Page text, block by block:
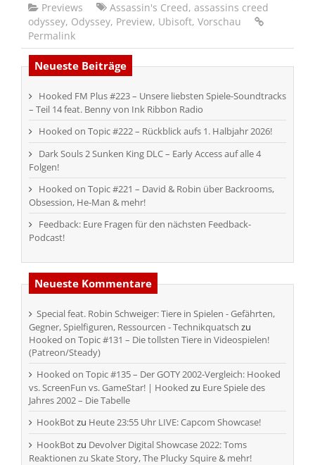
Previews Assassin's Creed, assassins creed
odyssey, Odyssey, Preview, Ubisoft, Vorschau
Permalink
Neueste Beiträge
Hooked FM Plus #223 – Unsere liebsten Spiele-Soundtracks
– Teil 14 feat. Benny von Ink Ribbon Radio
Hooked on Topic #222 – Rückblick aufs 1. Halbjahr 2026!
Dark Souls 2 Sunken King DLC – Early Access auf alle 4
Folgen!
Hooked on Topic #221 – David & Robin über Backrooms,
Obsession, He-Man & mehr!
Feedback: Eure Fragen für den nächsten Feedback-
Podcast!
Neueste Kommentare
Special feat. Robin Schweiger: Tiere in Spielen - Gefährten,
Gegner, Spielfiguren, Ressourcen - Technikquatsch zu
Hooked on Topic #131 – Die tollsten Tiere in Videospielen!
(Patreon/Steady)
Hooked on Topic #135 – Der GOTY 2002-Vergleich: Hooked
vs. ScreenFun vs. GameStar! | Hooked zu Eure Spiele des
Jahres 2002 – Die Tabelle
HookBotzu Heute 23:55 Uhr LIVE: Capcom Showcase!
HookBotzu Devolver Digital Showcase 2022: Toms
Reaktionen zu Skate Story, The Plucky Squire & mehr!